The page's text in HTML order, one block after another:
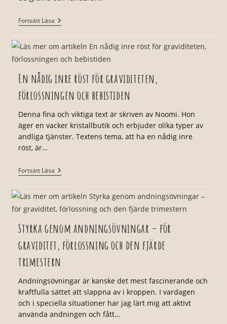
Fortsätt LäsaTräning
Under
En nådig inre röst för graviditeten,
förlossningen och bebistiden
Denna fina och viktiga text är skriven av Noomi. Hon
äger en vacker kristallbutik och erbjuder olika typer av
andliga tjänster. Textens tema, att ha en nådig inre
röst, är…
Fortsätt LäsaEn
Nådig
Röst
Graviditeten,
Och
Bebistiden
Styrka genom andningsövningar – för
graviditet, förlossning och den fjärde
trimestern
Andningsövningar är kanske det mest fascinerande och
kraftfulla sättet att slappna av i kroppen. I vardagen
och i speciella situationer har jag lärt mig att aktivt
använda andningen och fått…